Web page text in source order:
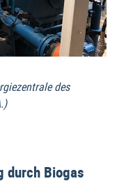
des
durch Biogas